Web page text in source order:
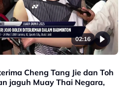
02:16
Cheng Tang Jie dan Toh
jaguh Muay Thai Negara,